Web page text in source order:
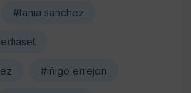
#tania sanchez
#iñigo errejon